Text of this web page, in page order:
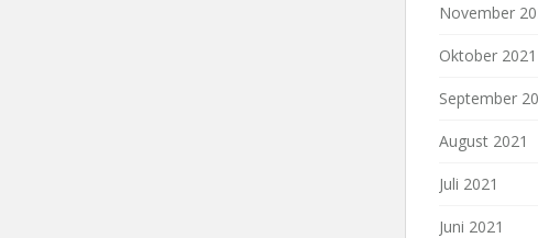
November
Oktober 2021
September
August 2021
Juli 2021
Juni 2021